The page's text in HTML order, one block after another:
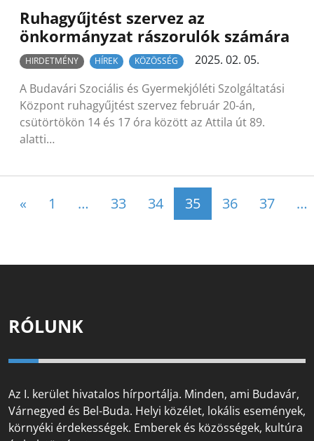
Ruhagyűjtést szervez az
önkormányzat rászorulók számára
HIRDETMÉNY HÍREK KÖZÖSSÉG
2025. 02. 05.
A Budavári Szociális és Gyermekjóléti Szolgáltatási
Központ ruhagyűjtést szervez február 20-án,
csütörtökön 14 és 17 óra között az Attila út 89.
alatti…
Posts navigation
« 1 … 33 34 35 36 37 …
RÓLUNK
Az I. kerület hivatalos hírportálja. Minden, ami Budavár,
Várnegyed és Bel-Buda. Helyi közélet, lokális események,
környéki érdekességek. Emberek és közösségek, kultúra